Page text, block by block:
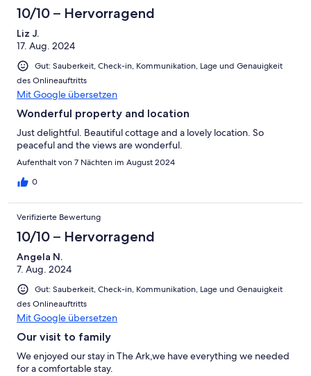
10/10 – Hervorragend
Liz J.
17. Aug. 2024
Gut: Sauberkeit, Check-in, Kommunikation, Lage und Genauigkeit
des Onlineauftritts
Mit Google übersetzen
Wonderful property and location
Just delightful. Beautiful cottage and a lovely location. So
peaceful and the views are wonderful.
Aufenthalt von 7 Nächten im August 2024
0
Verifizierte Bewertung
10/10 – Hervorragend
Angela N.
7. Aug. 2024
Gut: Sauberkeit, Check-in, Kommunikation, Lage und Genauigkeit
des Onlineauftritts
Mit Google übersetzen
Our visit to family
We enjoyed our stay in The Ark,we have everything we needed
for a comfortable stay.